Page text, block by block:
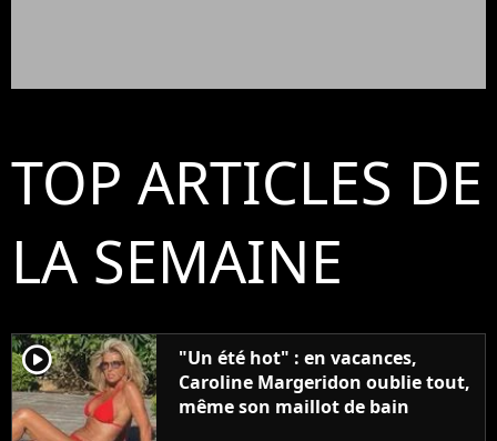
TOP ARTICLES DE
LA SEMAINE
player2
"Un été hot" : en vacances,
Caroline Margeridon oublie tout,
même son maillot de bain